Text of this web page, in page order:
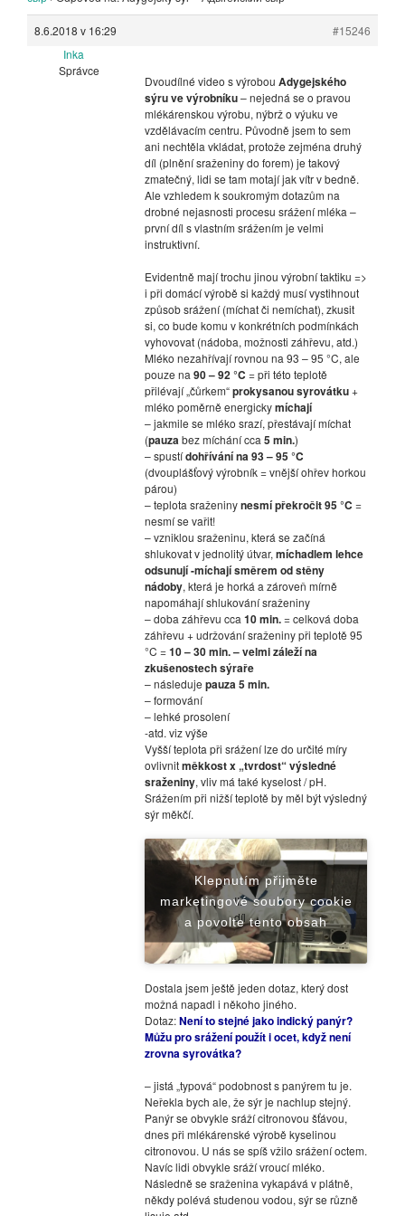
8.6.2018 v 16:29
#15246
Inka
Správce
Dvoudílné video s výrobou Adygejského
sýru ve výrobníku– nejedná se o pravou
mlékárenskou výrobu, nýbrž o výuku ve
vzdělávacím centru. Původně jsem to sem
ani nechtěla vkládat, protože zejména druhý
díl (plnění sraženiny do forem) je takový
zmatečný, lidi se tam motají jak vítr v bedně.
Ale vzhledem k soukromým dotazům na
drobné nejasnosti procesu srážení mléka –
první díl s vlastním srážením je velmi
instruktivní.
Evidentně mají trochu jinou výrobní taktiku =>
i při domácí výrobě si každý musí vystihnout
způsob srážení (míchat či nemíchat), zkusit
si, co bude komu v konkrétních podmínkách
vyhovovat (nádoba, možnosti záhřevu, atd.)
Mléko nezahřívají rovnou na 93 – 95 °C, ale
pouze na 90 – 92 °C = při této teplotě
přilévají „čůrkem“prokysanou syrovátku+
mléko poměrně energickymíchají
– jakmile se mléko srazí, přestávají míchat
(pauzabez míchání cca 5 min.)
– spustídohřívání na 93 – 95 °C
(dvouplášťový výrobník = vnější ohřev horkou
párou)
– teplota sraženinynesmí překročit 95 °C =
nesmí se vařit!
– vzniklou sraženinu, která se začíná
shlukovat v jednolitý útvar, míchadlem lehce
odsunují -míchají směrem od stěny
nádoby, která je horká a zároveň mírně
napomáhají shlukování sraženiny
– doba záhřevu cca 10 min.= celková doba
záhřevu + udržování sraženiny při teplotě 95
°C =10 – 30 min. – velmi záleží na
zkušenostech sýraře
– následuje pauza 5 min.
– formování
– lehké prosolení
-atd. viz výše
Vyšší teplota při srážení lze do určité míry
ovlivnitměkkost x „tvrdost“ výsledné
sraženiny, vliv má také kyselost / pH.
Srážením při nižší teplotě by měl být výsledný
sýr měkčí.
II.
díl
Klepnutím přijměte
marketingové soubory cookie
a povolte tento obsah
Dostala jsem ještě jeden dotaz, který dost
možná napadl i někoho jiného.
Dotaz:Není to stejné jako indický panýr?
Můžu pro srážení použít i ocet, když není
zrovna syrovátka?
– jistá „typová“ podobnost s panýrem tu je.
Neřekla bych ale, že sýr je nachlup stejný.
Panýr se obvykle sráží citronovou šťávou,
dnes při mlékárenské výrobě kyselinou
citronovou. U nás se spíš vžilo srážení octem.
Navíc lidi obvykle sráží vroucí mléko.
Následně se sraženina vykapává v plátně,
někdy polévá studenou vodou, sýr se různě